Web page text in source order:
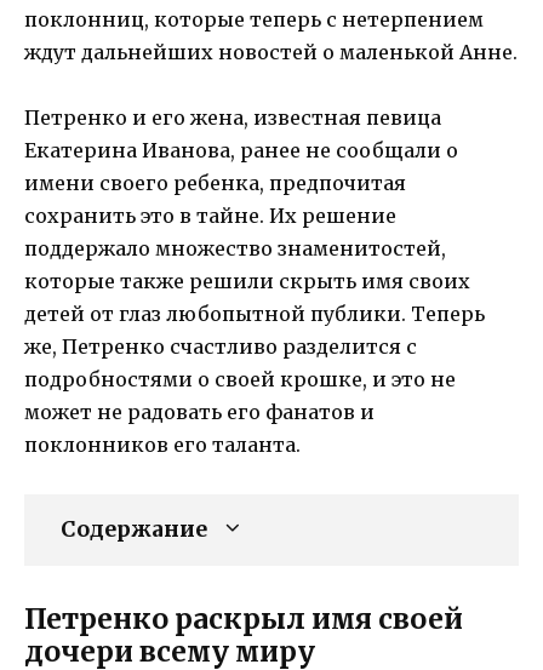
поклонниц, которые теперь с нетерпением
ждут дальнейших новостей о маленькой Анне.
Петренко и его жена, известная певица
Екатерина Иванова, ранее не сообщали о
имени своего ребенка, предпочитая
сохранить это в тайне. Их решение
поддержало множество знаменитостей,
которые также решили скрыть имя своих
детей от глаз любопытной публики. Теперь
же, Петренко счастливо разделится с
подробностями о своей крошке, и это не
может не радовать его фанатов и
поклонников его таланта.
Содержание
Петренко раскрыл имя своей
дочери всему миру